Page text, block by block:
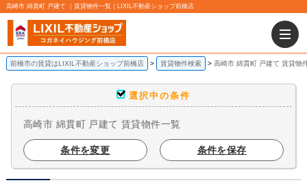
高崎市 綿貫町 戸建て ｜賃貸物件一覧｜LIXIL不動産ショップ前橋店
前橋市の賃貸はLIXIL不動産ショップ前橋店 賃貸物件検索 高崎市 綿貫町 戸建て 賃貸物
選択中の条件
高崎市 綿貫町 戸建て 賃貸物件一覧
条件を変更 条件を保存